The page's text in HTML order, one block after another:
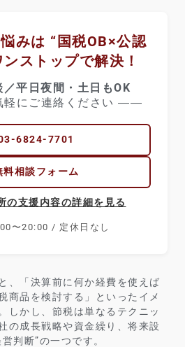
みは “国税OB×公認
ストップで解決！
平日夜間・土日もOK
にご連絡ください ――
6824-7701
料相談フォーム
の支援内容の詳細を見る
〜20:00 / 定休日なし
、「決算前に何か経費を使えば
商品を検討する」といったイメ
しかし、節税は単なるテクニッ
の成長戦略や資金繰り、将来設
判断”の一つです。